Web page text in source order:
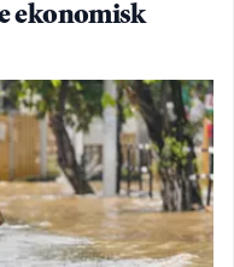
ekonomisk